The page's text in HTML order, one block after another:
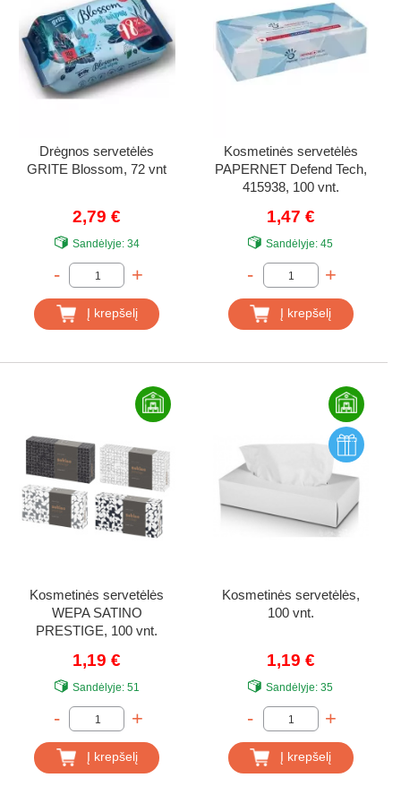
Drėgnos servetėlės
GRITE Blossom, 72 vnt
2,79 €
Sandėlyje:34
- +
Į krepšelį
Kosmetinės servetėlės
PAPERNET Defend Tech,
415938, 100 vnt.
1,47 €
Sandėlyje: 45
- +
Į krepšelį
Kosmetinės servetėlės
WEPA SATINO
PRESTIGE, 100 vnt.
1,19 €
Sandėlyje:51
- +
Į krepšelį
Kosmetinės servetėlės,
100 vnt.
1,19 €
Sandėlyje: 35
- +
Į krepšelį